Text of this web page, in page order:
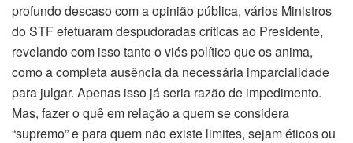
profundo descaso com a opinião pública, vários Ministros
do STF efetuaram despudoradas críticas ao Presidente,
revelando com isso tanto o viés político que os anima,
como a completa ausência da necessária imparcialidade
para julgar. Apenas isso já seria razão de impedimento.
Mas, fazer o quê em relação a quem se considera
“supremo” e para quem não existe limites, sejam éticos ou